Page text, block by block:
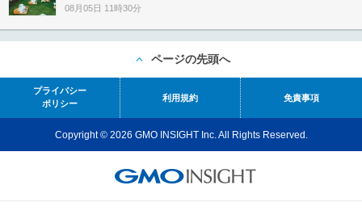
08月05日 11時30分
ページの先頭へ
プライバシー
ポリシー
利用規約 免責事項
Copyright © 2026 GMO INSIGHT Inc. All Rights Reserved.